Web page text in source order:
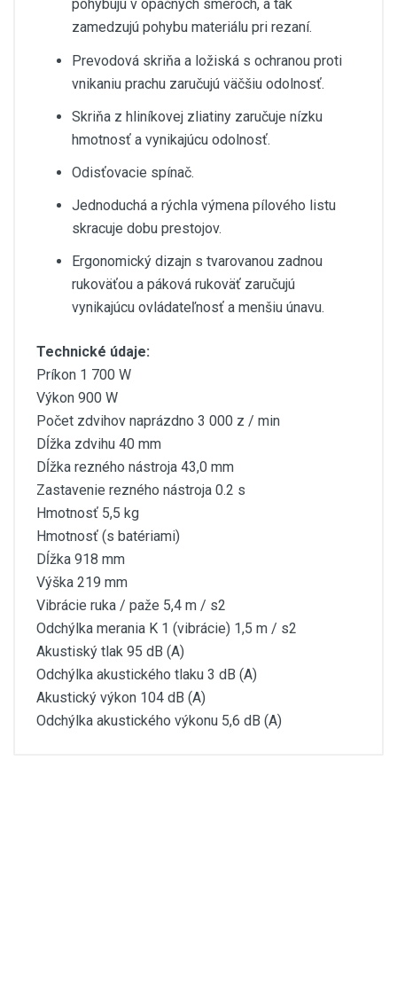
pohybujú v opačných smeroch, a tak
zamedzujú pohybu materiálu pri rezaní.
Prevodová skriňa a ložiská s ochranou proti
vnikaniu prachu zaručujú väčšiu odolnosť.
Skriňa z hliníkovej zliatiny zaručuje nízku
hmotnosť a vynikajúcu odolnosť.
Odisťovacie spínač.
Jednoduchá a rýchla výmena pílového listu
skracuje dobu prestojov.
Ergonomický dizajn s tvarovanou zadnou
rukoväťou a páková rukoväť zaručujú
vynikajúcu ovládateľnosť a menšiu únavu.
Technické údaje:
Príkon 1 700 W
Výkon 900 W
Počet zdvihov naprázdno 3 000 z / min
Dĺžka zdvihu 40 mm
Dĺžka rezného nástroja 43,0 mm
Zastavenie rezného nástroja 0.2 s
Hmotnosť 5,5 kg
Hmotnosť (s batériami)
Dĺžka 918 mm
Výška 219 mm
Vibrácie ruka / paže 5,4 m / s2
Odchýlka merania K 1 (vibrácie) 1,5 m / s2
Akustiský tlak 95 dB (A)
Odchýlka akustického tlaku 3 dB (A)
Akustický výkon 104 dB (A)
Odchýlka akustického výkonu 5,6 dB (A)